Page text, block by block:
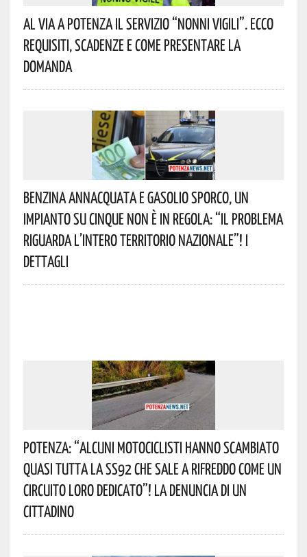
Al Via A Potenza Il Servizio “Nonni Vigili”. Ecco
Requisiti, Scadenze E Come Presentare La
Domanda
Benzina Annacquata E Gasolio Sporco, Un
Impianto Su Cinque Non È In Regola: “il Problema
Riguarda L’intero Territorio Nazionale”! I
Dettagli
Potenza: “alcuni Motociclisti Hanno Scambiato
Quasi Tutta La SS92 Che Sale A Rifreddo Come Un
Circuito Loro Dedicato”! La Denuncia Di Un
Cittadino